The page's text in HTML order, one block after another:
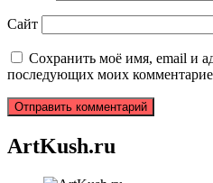
Сайт
Сохранить моё имя, email и
последующих моих
ArtKush.ru